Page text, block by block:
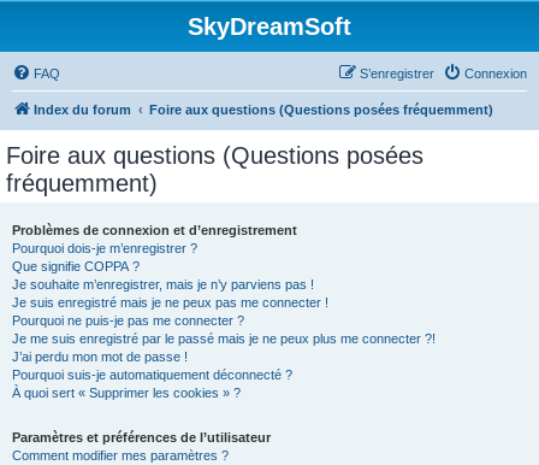
SkyDreamSoft
FAQ Connexion
S’enregistrer
Index du forum Foire aux questions (Questions posées fréquemment)
Foire aux questions (Questions posées
fréquemment)
Problèmes de connexion et d’enregistrement
Pourquoi dois-je m’enregistrer ?
Que signifie COPPA ?
Je souhaite m’enregistrer, mais je n’y parviens pas !
Je suis enregistré mais je ne peux pas me connecter !
Pourquoi ne puis-je pas me connecter ?
Je me suis enregistré par le passé mais je ne peux plus me connecter ?!
J’ai perdu mon mot de passe !
Pourquoi suis-je automatiquement déconnecté ?
À quoi sert « Supprimer les cookies » ?
Paramètres et préférences de l’utilisateur
Comment modifier mes paramètres ?